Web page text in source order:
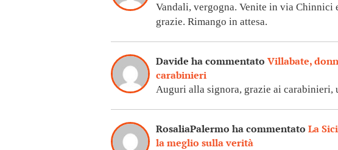
Vandali, vergogna. Venite in via Chinnici
grazie. Rimango in attesa.
Davide ha commentato Villabate,
carabinieri
Auguri alla signora, grazie ai carabinieri,
RosaliaPalermo ha commentato La
la meglio sulla verità